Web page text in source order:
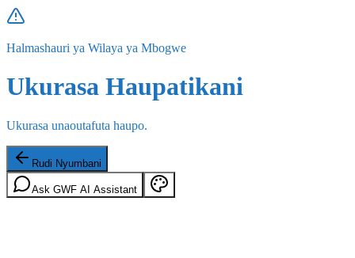
Halmashauri ya Wilaya ya Mbogwe
Ukurasa Haupatikani
Ukurasa unaoutafuta haupo.
Rudi Nyumbani
Ask GWF AI Assistant